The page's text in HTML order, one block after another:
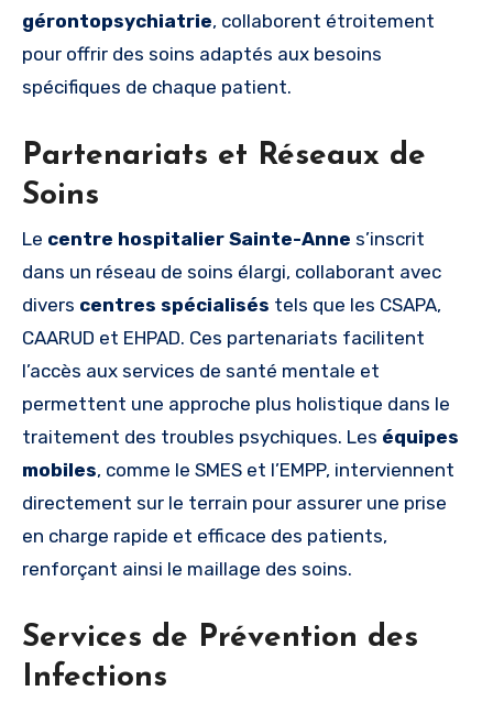
gérontopsychiatrie, collaborent étroitement
pour offrir des soins adaptés aux besoins
spécifiques de chaque patient.
Partenariats et Réseaux de
Soins
Le centre hospitalier Sainte-Anne s’inscrit
dans un réseau de soins élargi, collaborant avec
divers centres spécialisés tels que les CSAPA,
CAARUD et EHPAD. Ces partenariats facilitent
l’accès aux services de santé mentale et
permettent une approche plus holistique dans le
traitement des troubles psychiques. Les équipes
mobiles, comme le SMES et l’EMPP, interviennent
directement sur le terrain pour assurer une prise
en charge rapide et efficace des patients,
renforçant ainsi le maillage des soins.
Services de Prévention des
Infections